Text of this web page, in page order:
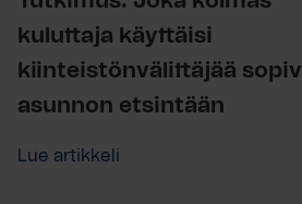
kuluttaja käyttäisi
kiinteistönvälittäjää
asunnon etsintään
Lue artikkeli